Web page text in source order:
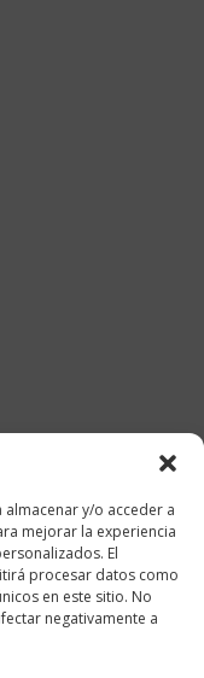
y/o acceder a
mejorar la experiencia
El
procesar datos como
en este sitio. No
negativamente a